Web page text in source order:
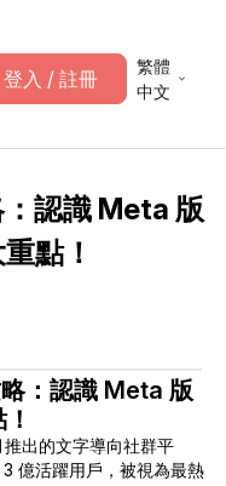
繁體
中文
登入 / 註冊
認識 Meta 版
點！
：認識 Meta 版
出的文字導向社群平
億活躍用戶，被視為最熱